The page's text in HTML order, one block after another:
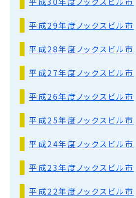
平成29年度ノックスビル市
平成28年度ノックスビル市
平成27年度ノックスビル市
平成26年度ノックスビル市
平成25年度ノックスビル市
平成24年度ノックスビル市
平成23年度ノックスビル市
平成22年度ノックスビル市